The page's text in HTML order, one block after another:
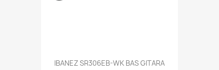
IBANEZ SR306EB-WK BAS GITARA